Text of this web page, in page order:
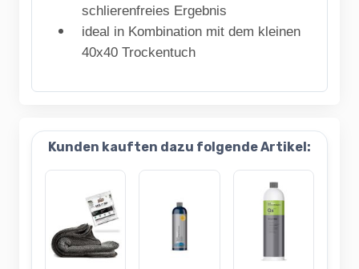
schlierenfreies Ergebnis
ideal in Kombination mit dem kleinen
40x40 Trockentuch
Kunden kauften dazu folgende Artikel: